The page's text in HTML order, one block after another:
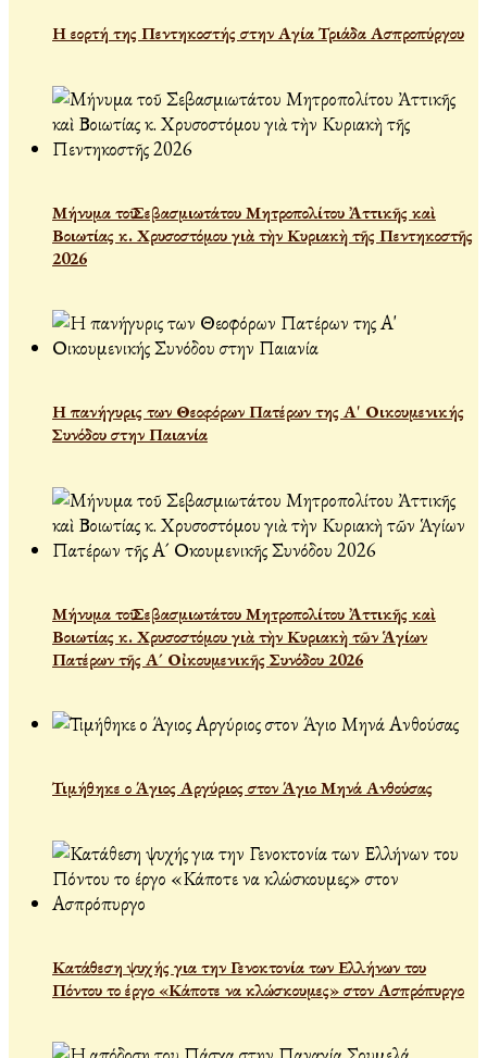
Η εορτή της Πεντηκοστής στην Αγία Τριάδα Ασπροπύργου
Μήνυμα τοῦ Σεβασμιωτάτου Μητροπολίτου Ἀττικῆς καὶ
Βοιωτίας κ. Χρυσοστόμου γιὰ τὴν Κυριακὴ τῆς Πεντηκοστῆς
2026
Η πανήγυρις των Θεοφόρων Πατέρων της Α' Οικουμενικής
Συνόδου στην Παιανία
Μήνυμα τοῦ Σεβασμιωτάτου Μητροπολίτου Ἀττικῆς καὶ
Βοιωτίας κ. Χρυσοστόμου γιὰ τὴν Κυριακὴ τῶν Ἁγίων
Πατέρων τῆς Α´ Οἰκουμενικῆς Συνόδου 2026
Τιμήθηκε ο Άγιος Αργύριος στον Άγιο Μηνά Ανθούσας
Κατάθεση ψυχής για την Γενοκτονία των Ελλήνων του
Πόντου το έργο «Κάποτε να κλώσκουμες» στον Ασπρόπυργο